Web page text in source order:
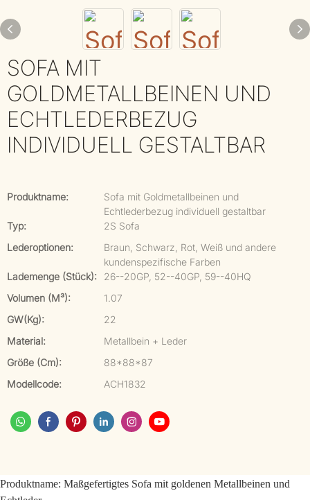
SOFA MIT
GOLDMETALLBEINEN UND
ECHTLEDERBEZUG
INDIVIDUELL GESTALTBAR
Produktname:
Sofa mit Goldmetallbeinen und
Echtlederbezug individuell gestaltbar
Typ:
2S Sofa
Lederoptionen:
Braun, Schwarz, Rot, Weiß und andere
kundenspezifische Farben
Lademenge (Stück):
26--20GP, 52--40GP, 59--40HQ
Volumen (m³):
1.07
GW(kg):
22
Material:
Metallbein + Leder
Größe (cm):
88*88*87
Modellcode:
ACH1832
Produktname: Maßgefertigtes Sofa mit goldenen Metallbeinen und